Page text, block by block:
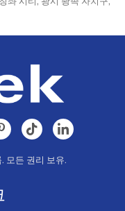
모든 권리 보유.